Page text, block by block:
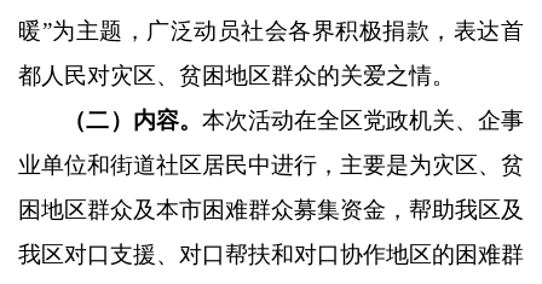
暖”为主题，广泛动员社会各界积极捐款，表达首
都人民对灾区、贫困地区群众的关爱之情。
（二）内容。 本次活动在全区党政机关、企事
业单位和街道社区居民中进行，主要是为灾区、贫
困地区群众及本市困难群众募集资金，帮助我区及
我区对口支援、对口帮扶和对口协作地区的困难群